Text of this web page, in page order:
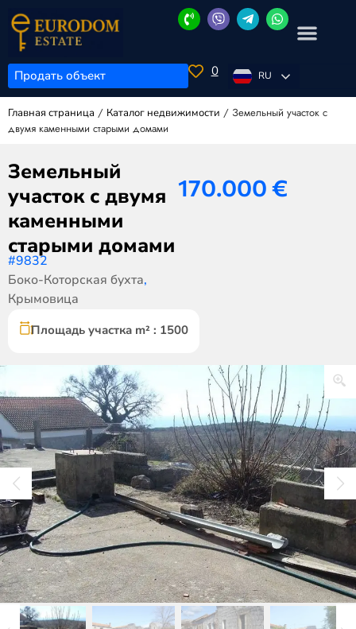
Продать объект 0 RU
Главная страница / Каталог недвижимости / Земельный участок с
двумя каменными старыми домами
Земельный
участок с двумя
каменными
старыми домами
#9832
Боко-Которская бухта,
Крымовица
170.000 €
Площадь участка m² : 1500